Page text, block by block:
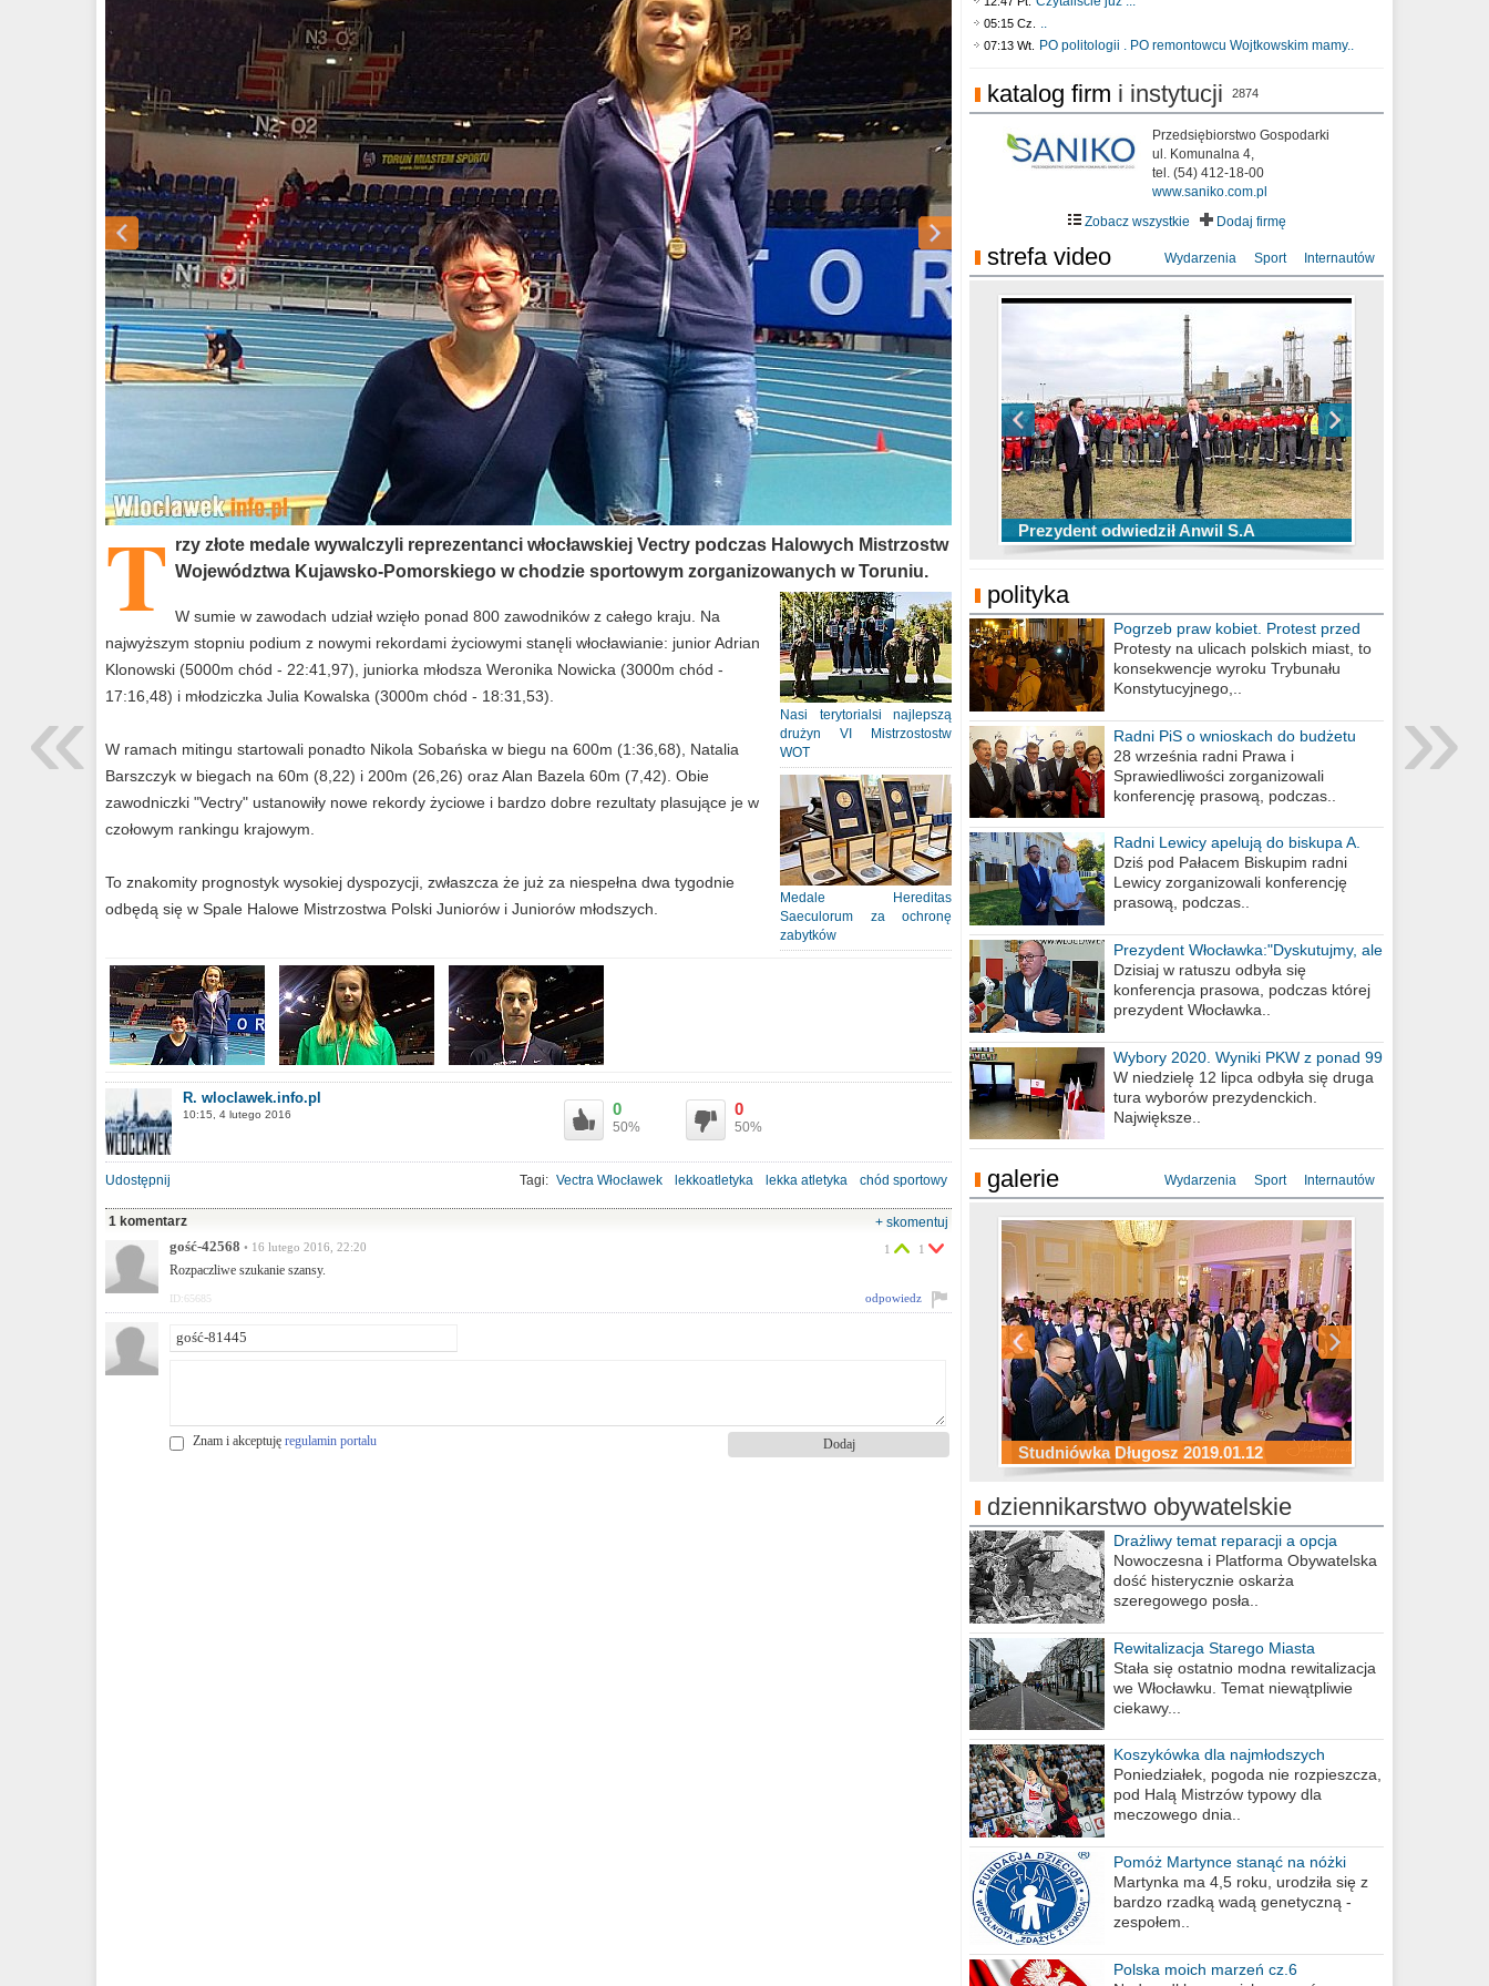
T rzy złote medale wywalczyli reprezentanci włocławskiej Vectry podczas Halowych Mistrzostw
Województwa Kujawsko-Pomorskiego w chodzie sportowym zorganizowanych w Toruniu.
Nasi terytorialsi najlepszą
drużyn VI Mistrzostostw
WOT
Medale Hereditas
Saeculorum za ochronę
zabytków
W sumie w zawodach udział wzięło ponad 800 zawodników z całego kraju. Na
najwyższym stopniu podium z nowymi rekordami życiowymi stanęli włocławianie: junior Adrian
Klonowski (5000m chód - 22:41,97), juniorka młodsza Weronika Nowicka (3000m chód -
17:16,48) i młodziczka Julia Kowalska (3000m chód - 18:31,53).
W ramach mitingu startowali ponadto Nikola Sobańska w biegu na 600m (1:36,68), Natalia
Barszczyk w biegach na 60m (8,22) i 200m (26,26) oraz Alan Bazela 60m (7,42). Obie
zawodniczki "Vectry" ustanowiły nowe rekordy życiowe i bardzo dobre rezultaty plasujące je w
czołowym rankingu krajowym.
To znakomity prognostyk wysokiej dyspozycji, zwłaszcza że już za niespełna dwa tygodnie
odbędą się w Spale Halowe Mistrzostwa Polski Juniorów i Juniorów młodszych.
R. wloclawek.info.pl
10:15, 4 lutego 2016 0
50%
0
50%
Udostępnij Tagi: Vectra Włocławek lekkoatletyka lekka atletyka
chód sportowy
1 komentarz
+ skomentuj
gość-42568 • 16 lutego 2016, 22:20
Rozpaczliwe szukanie szansy.
1 1
odpowiedz
ID:65685
Znam i akceptuję regulamin portalu
05:15 Cz. ..
07:13 Wt. PO politologii . PO remontowcu Wojtkowskim mamy..
katalog firm i instytucji 2874
Przedsiębiorstwo Gospodarki
ul. Komunalna 4,
tel. (54) 412-18-00
www.saniko.com.pl
Zobacz wszystkie
Dodaj firmę
strefa video Wydarzenia Sport Internautów
Prezydent odwiedził Anwil S.A
TOP 10 przechwytów Anwilu Włocławek
w EBL w sezonie 2019/2020
TOP 5 rzutów Anwilu Włocławek w BCL
w sezonie 2019/2020
Ni To Ponk - W oczach mamy strach
sixf33t .Last Year DRONE FOOTAGE
Włocławek
XXIII Sesja Rady Miasta Włocławek VIII
kadencji w dniu 09.06.2020 r.
polityka
Pogrzeb praw kobiet. Protest przed
biurem poselskim PiS
Protesty na ulicach polskich miast, to
konsekwencje wyroku Trybunału
Konstytucyjnego,..
Radni PiS o wnioskach do budżetu
miasta na 2021 rok
28 września radni Prawa i
Sprawiedliwości zorganizowali
konferencję prasową, podczas..
Radni Lewicy apelują do biskupa A.
Wiesława Meringa
Dziś pod Pałacem Biskupim radni
Lewicy zorganizowali konferencję
prasową, podczas..
Prezydent Włocławka:"Dyskutujmy, ale
nie obrażajmy się”
Dzisiaj w ratuszu odbyła się
konferencja prasowa, podczas której
prezydent Włocławka..
Wybory 2020. Wyniki PKW z ponad 99
procent obwodów
W niedzielę 12 lipca odbyła się druga
tura wyborów prezydenckich.
Największe..
galerie Wydarzenia Sport Internautów
Studniówka Długosz 2019.01.12
ZS Budowlanych 2019.01.12
Studniówka LZK 2019.01.11
Studniówka Kopernik 2019.01.11
Studniówka LMK 2019.01.05
Studniówka ZS Ekonomicznych
2019.01.05
dziennikarstwo obywatelskie
Drażliwy temat reparacji a opcja
berlińska
Nowoczesna i Platforma Obywatelska
dość histerycznie oskarża
szeregowego posła..
Rewitalizacja Starego Miasta
Stała się ostatnio modna rewitalizacja
we Włocławku. Temat niewątpliwie
ciekawy...
Koszykówka dla najmłodszych
Poniedziałek, pogoda nie rozpieszcza,
pod Halą Mistrzów typowy dla
meczowego dnia..
Pomóż Martynce stanąć na nóżki
Martynka ma 4,5 roku, urodziła się z
bardzo rzadką wadą genetyczną -
zespołem..
Polska moich marzeń cz.6
»
«